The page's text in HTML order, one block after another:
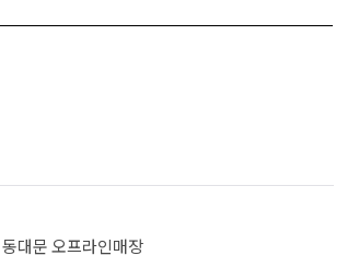
동대문 오프라인매장